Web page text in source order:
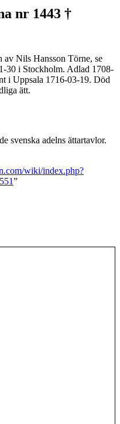
nr 1443 †
av Nils Hansson Törne, se
30 i Stockholm. Adlad 1708-
i Uppsala 1716-03-19. Död
ätt.
svenska adelns ättartavlor.
wiki/index.php?
”